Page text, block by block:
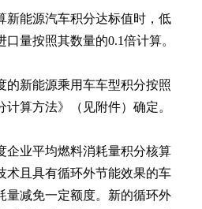
新能源汽车积分达标值时，低
量按照其数量的0.1倍计算。
的新能源乘用车车型积分按照
计算方法》（见附件）确定。
企业平均燃料消耗量积分核算
术且具有循环外节能效果的车
量减免一定额度。新的循环外